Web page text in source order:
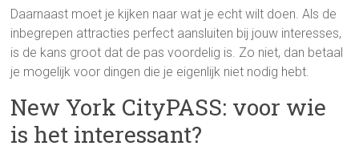
Daarnaast moet je kijken naar wat je echt wilt doen. Als de
inbegrepen attracties perfect aansluiten bij jouw interesses,
is de kans groot dat de pas voordelig is. Zo niet, dan betaal
je mogelijk voor dingen die je eigenlijk niet nodig hebt.
New York CityPASS: voor wie
is het interessant?